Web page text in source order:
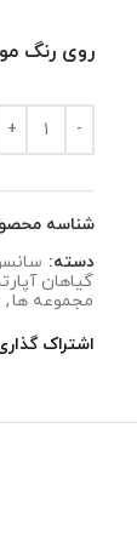
روی رنگ
شناسه
دسته:
گیاهان
مجموعه ها,
اشتراک